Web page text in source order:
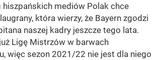
hiszpańskich mediów Polak chce
która wierzy, że Bayern zgodzi
naszej kadry jeszcze tego lata.
Ligę Mistrzów w barwach
więc sezon 2021/22 nie jest dla niego